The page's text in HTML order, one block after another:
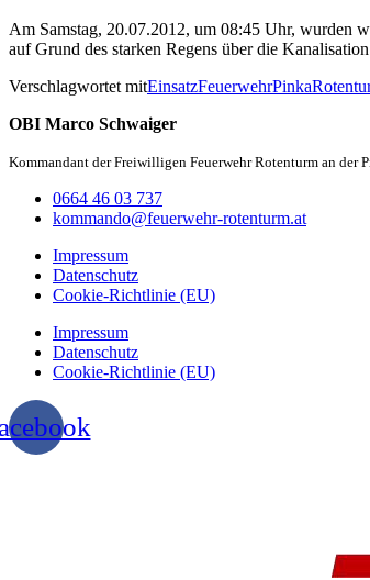
Am Samstag, 20.07.2012, um 08:45 Uhr, wurden
auf Grund des starken Regens über die
Verschlagwortet mitEinsatzFeuerwehrPinka
OBI Marco Schwaiger
Kommandant der Freiwilligen Feuerwehr Rotenturm an der
0664 46 03 737
kommando@feuerwehr-rotenturm.at
Impressum
Datenschutz
Cookie-Richtlinie (EU)
Impressum
Datenschutz
Cookie-Richtlinie (EU)